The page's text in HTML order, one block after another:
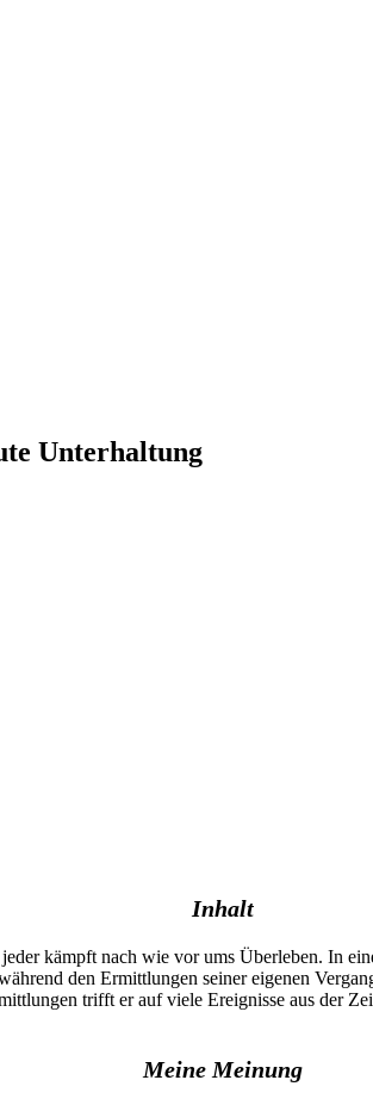
Unterhaltung
Inhalt
kämpft nach wie vor ums Überleben. In
den Ermittlungen seiner eigenen
trifft er auf viele Ereignisse aus der
Meine Meinung